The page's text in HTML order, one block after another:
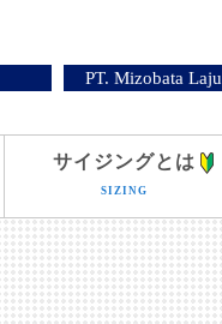
PT. Mizobata Laju
サイジングとは
SIZING